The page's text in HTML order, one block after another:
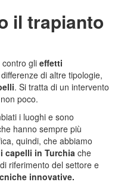
il trapianto
contro gli effetti
di altre tipologie,
. Si tratta di un intervento
poco.
i luoghi e sono
hanno sempre più
quindi, che abbiamo
capelli in Turchiache
riferimento del settore e
innovative.